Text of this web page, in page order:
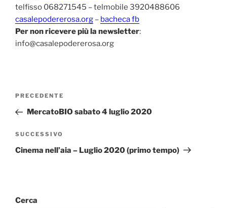
telfisso 068271545 – telmobile 3920488606
casalepodererosa.org – bacheca fb
Per non ricevere più la newsletter:
info@casalepodererosa.org
Navigazione
Articolo
precedente:
PRECEDENTE
MercatoBIO sabato 4 luglio 2020
Articolo
successivo
SUCCESSIVO
Cinema nell’aia – Luglio 2020 (primo tempo)
Cerca